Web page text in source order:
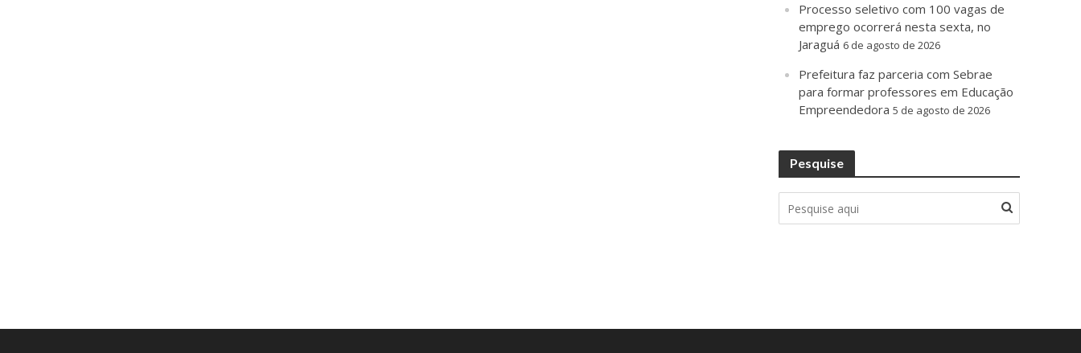
Processo seletivo com 100 vagas de
emprego ocorrerá nesta sexta, no
Jaraguá 6 de agosto de 2026
Prefeitura faz parceria com Sebrae
para formar professores em Educação
Empreendedora 5 de agosto de 2026
Pesquise